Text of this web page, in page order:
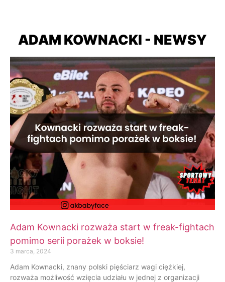
ADAM KOWNACKI - NEWSY
Adam Kownacki rozważa start w freak-fightach
pomimo serii porażek w boksie!
3 marca, 2024
Adam Kownacki, znany polski pięściarz wagi ciężkiej,
rozważa możliwość wzięcia udziału w jednej z organizacji